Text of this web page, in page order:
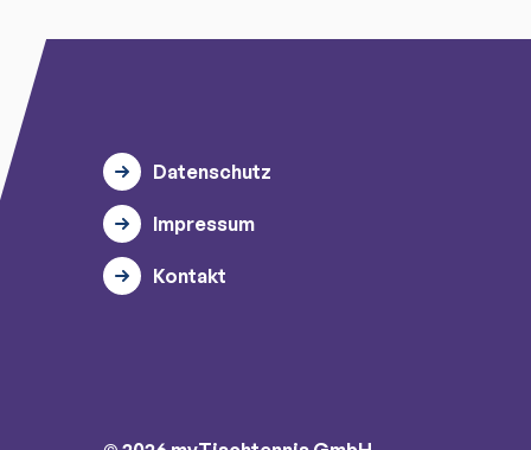
Datenschutz
Impressum
Kontakt